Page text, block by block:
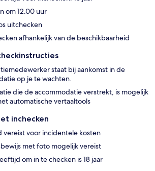
om 12.00 uur
uitchecken
afhankelijk van de beschikbaarheid
staat bij aankomst in de
op je te wachten.
die de accommodatie verstrekt, is mogelijk
automatische vertaaltools
inchecken
vereist voor incidentele kosten
met foto mogelijk vereist
om in te checken is 18 jaar